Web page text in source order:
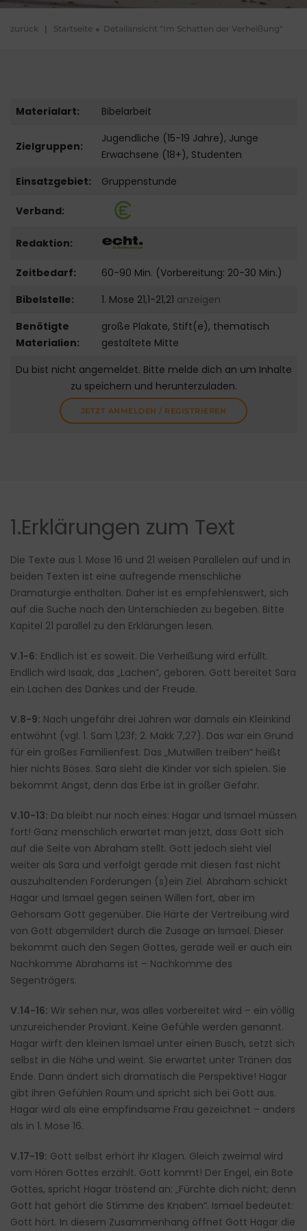
zurück | Startseite Detailansicht "Im Schatten der Verheißung"
Materialart: Bibelarbeit
Zielgruppen:
Jugendliche (15-19 Jahre), Junge
Erwachsene (18+), Studenten
Einsatzgebiet:
Gruppenstunde
Verband:
Redaktion:
Zeitbedarf:
60-90 Min. (Vorbereitung: 20-30 Min.)
Bibelstelle:
1. Mose 21,1-21,21 anzeigen
Benötigte
Materialien:
große Plakate, Stift(e), thematisch
gestaltete Mitte
Du bist nicht angemeldet. Bitte melde dich an um Inhalte
zu speichern und herunterzuladen.
JETZT ANMELDEN / REGISTRIEREN
1.Erklärungen zum Text
Die Texte aus 1. Mose 16 und 21 weisen Parallelen auf und in
beiden Texten ist eine aufregende menschliche
Dramaturgie enthalten. Daher ist es empfehlenswert, sich
auf die Suche nach den Unterschieden zu begeben. Bitte
Kapitel 21 parallel zu den Erklärungen lesen.
V.1-6: Endlich ist es soweit. Die Verheißung wird erfüllt.
Endlich wird Isaak, das „Lachen“, geboren. Gott bereitet Sara
ein Lachen des Dankes und der Freude.
V.8-9: Nach ungefähr drei Jahren war damals ein Kleinkind
entwöhnt (vgl. 1. Sam 1,23f; 2. Makk 7,27). Das war ein Grund
für ein großes Familienfest. Das „Mutwillen treiben“ heißt
hier nichts Böses. Sara sieht die Kinder vor sich spielen. Sie
bekommt Angst, denn das Erbe ist in großer Gefahr.
V.10-13: Da bleibt nur noch eines: Hagar und Ismael müssen
fort! Ganz menschlich erwartet man jetzt, dass Gott sich
auf die Seite von Abraham stellt. Gott jedoch sieht viel
weiter als Sara und verfolgt gerade mit diesen fast nicht
auszuhaltenden Forderungen (s)ein Ziel. Abraham schickt
Hagar und Ismael gegen seinen Willen fort, aber im
Gehorsam Gott gegenüber. Die Härte der Vertreibung wird
von Gott abgemildert durch die Zusage an Ismael. Dieser
bekommt auch den Segen Gottes, gerade weil er auch ein
Nachkomme Abrahams ist – Nachkomme des
Segenträgers.
V.14-16: Wir sehen nur, was alles vorbereitet wird – ein völlig
unzureichender Proviant. Keine Gefühle werden genannt.
Hagar wirft den kleinen Ismael unter einen Busch, setzt sich
selbst in die Nähe und weint. Sie erwartet unter Tränen das
Ende. Dann ändert sich dramatisch die Perspektive! Hagar
gibt ihren Gefühlen Raum und spricht sich bei Gott aus.
Hagar wird als eine empfindsame Frau gezeichnet – anders
als in 1. Mose 16.
V.17-19: Gott selbst erhört ihr Klagen. Gleich zweimal wird
vom Hören Gottes erzählt. Gott kommt! Der Engel, ein Bote
Gottes, spricht Hagar tröstend an: „Fürchte dich nicht; denn
Gott hat gehört die Stimme des Knaben“. Ismael bedeutet:
Gott hört. In diesem Zusammenhang öffnet Gott Hagar die